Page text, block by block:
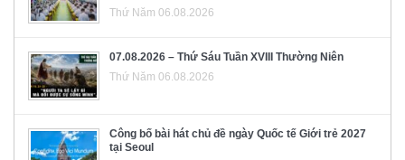
Thứ Năm 06.08.2026
07.08.2026 – Thứ Sáu Tuần XVIII Thường Niên
Thứ Năm 06.08.2026
Công bố bài hát chủ đề ngày Quốc tế Giới trẻ 2027
tại Seoul